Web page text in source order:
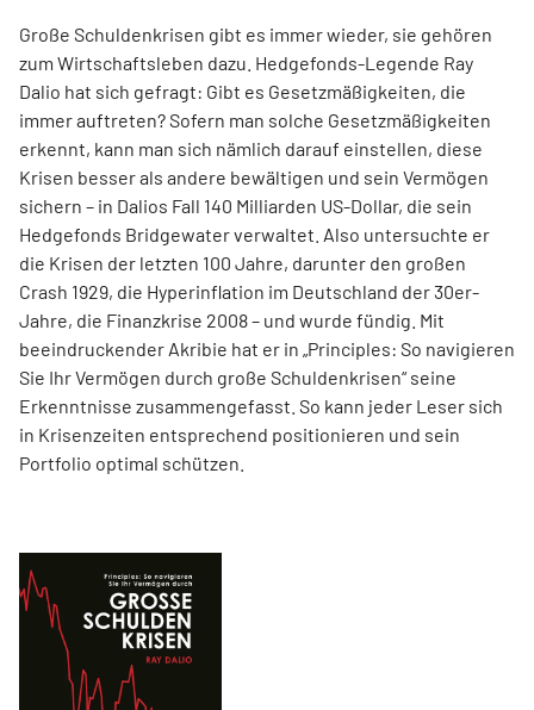
Große Schuldenkrisen gibt es immer wieder, sie gehören
zum Wirtschaftsleben dazu. Hedgefonds-Legende Ray
Dalio hat sich gefragt: Gibt es Gesetzmäßigkeiten, die
immer auftreten? Sofern man solche Gesetzmäßigkeiten
erkennt, kann man sich nämlich darauf einstellen, diese
Krisen besser als andere bewältigen und sein Vermögen
sichern – in Dalios Fall 140 Milliarden US-Dollar, die sein
Hedgefonds Bridgewater verwaltet. Also untersuchte er
die Krisen der letzten 100 Jahre, darunter den großen
Crash 1929, die Hyperinflation im Deutschland der 30er-
Jahre, die Finanzkrise 2008 – und wurde fündig. Mit
beeindruckender Akribie hat er in „Principles: So navigieren
Sie Ihr Vermögen durch große Schuldenkrisen“ seine
Erkenntnisse zusammengefasst. So kann jeder Leser sich
in Krisenzeiten entsprechend positionieren und sein
Portfolio optimal schützen.